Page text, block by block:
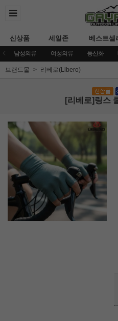
신상품 세일존 베스트셀
남성의류 여성의류 등산화
브랜드몰 리베로(Libero)
[리베로]링스